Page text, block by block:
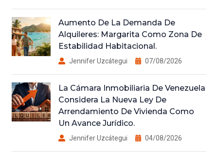
Aumento De La Demanda De
Alquileres: Margarita Como Zona De
Estabilidad Habitacional.
Jennifer Uzcátegui 07/08/2026
La Cámara Inmobiliaria De Venezuela
Considera La Nueva Ley De
Arrendamiento De Vivienda Como
Un Avance Jurídico.
Jennifer Uzcátegui 04/08/2026